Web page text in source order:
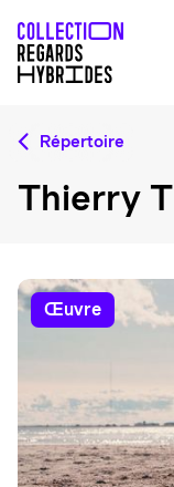
Répertoire
Thierry
œuvre